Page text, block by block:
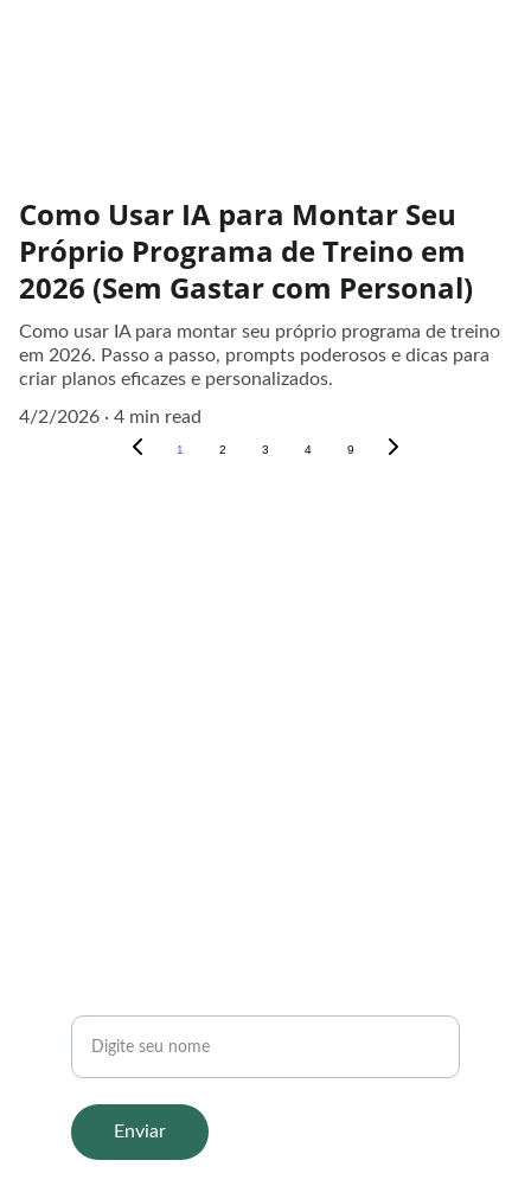
Como Usar IA para Montar Seu
Próprio Programa de Treino em
2026 (Sem Gastar com Personal)
Como usar IA para montar seu próprio programa de treino
em 2026. Passo a passo, prompts poderosos e dicas para
criar planos eficazes e personalizados.
4/2/2026
4 min read
1 2 3 4 9
Enviar